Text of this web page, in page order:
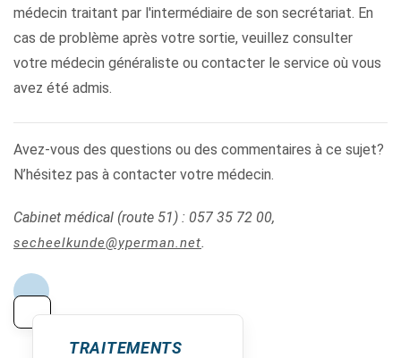
médecin traitant par l'intermédiaire de son secrétariat. En
cas de problème après votre sortie, veuillez consulter
votre médecin généraliste ou contacter le service où vous
avez été admis.
Avez-vous des questions ou des commentaires à ce sujet?
N’hésitez pas à contacter votre médecin.
Cabinet médical (route 51) : 057 35 72 00,
secheelkunde@yperman.net.
TRAITEMENTS